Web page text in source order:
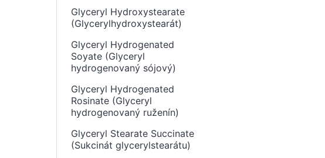
Glyceryl Hydroxystearate
(Glycerylhydroxystearát)
Glyceryl Hydrogenated
Soyate (Glyceryl
hydrogenovaný sójový)
Glyceryl Hydrogenated
Rosinate (Glyceryl
hydrogenovaný ruženín)
Glyceryl Stearate Succinate
(Sukcinát glycerylstearátu)